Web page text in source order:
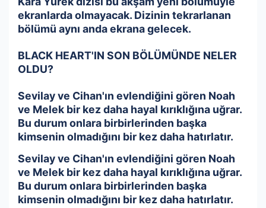
ekranlarda olmayacak. Dizinin tekrarlanan
bölümü aynı anda ekrana gelecek.
BLACK HEART'IN SON BÖLÜMÜNDE NELER
OLDU?
Sevilay ve Cihan'ın evlendiğini gören Noah
ve Melek bir kez daha hayal kırıklığına uğrar.
Bu durum onlara birbirlerinden başka
kimsenin olmadığını bir kez daha hatırlatır.
Sevilay ve Cihan'ın evlendiğini gören Noah
ve Melek bir kez daha hayal kırıklığına uğrar.
Bu durum onlara birbirlerinden başka
kimsenin olmadığını bir kez daha hatırlatır.